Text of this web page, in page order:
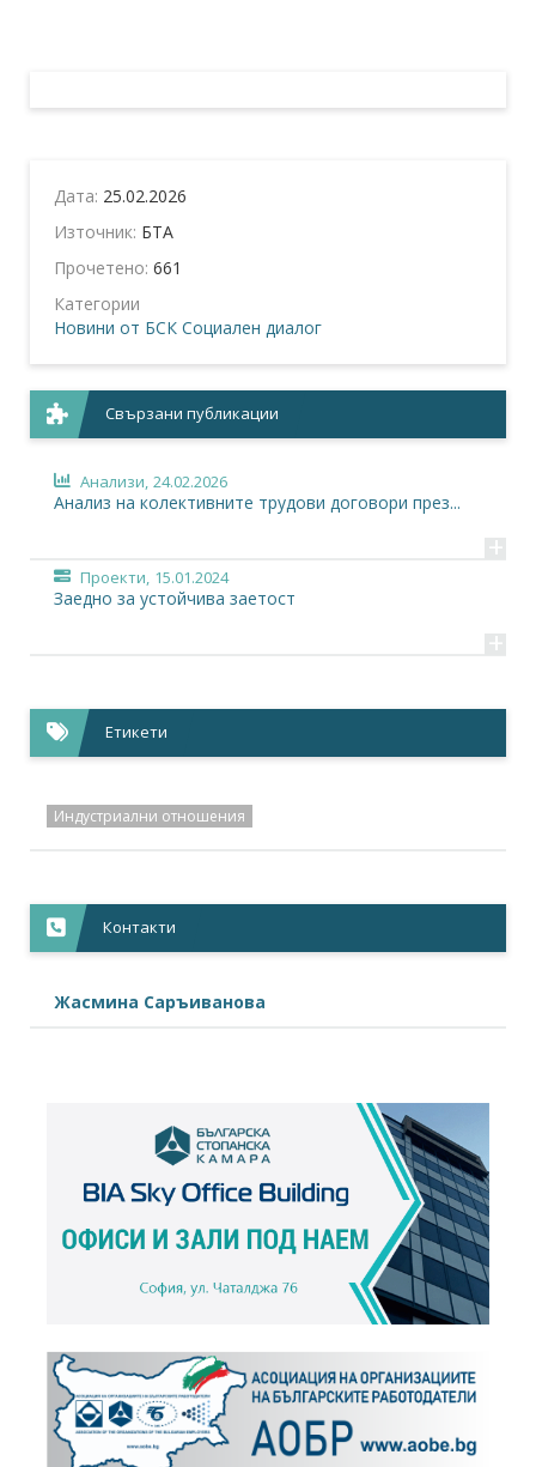
Дата: 25.02.2026
Източник: БТА
Прочетено: 661
Категории
Новини от БСК Социален диалог
Свързани публикации
Анализи, 24.02.2026
Анализ на колективните трудови договори през...
+
Проекти, 15.01.2024
Заедно за устойчива заетост
+
Етикети
Индустриални отношения
Контакти
Жасмина Саръиванова